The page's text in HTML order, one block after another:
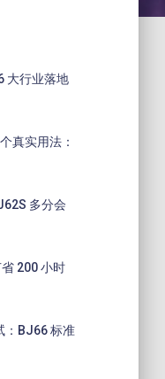
大行业落地
真实用法：
多分会
200 小时
：BJ66 标准